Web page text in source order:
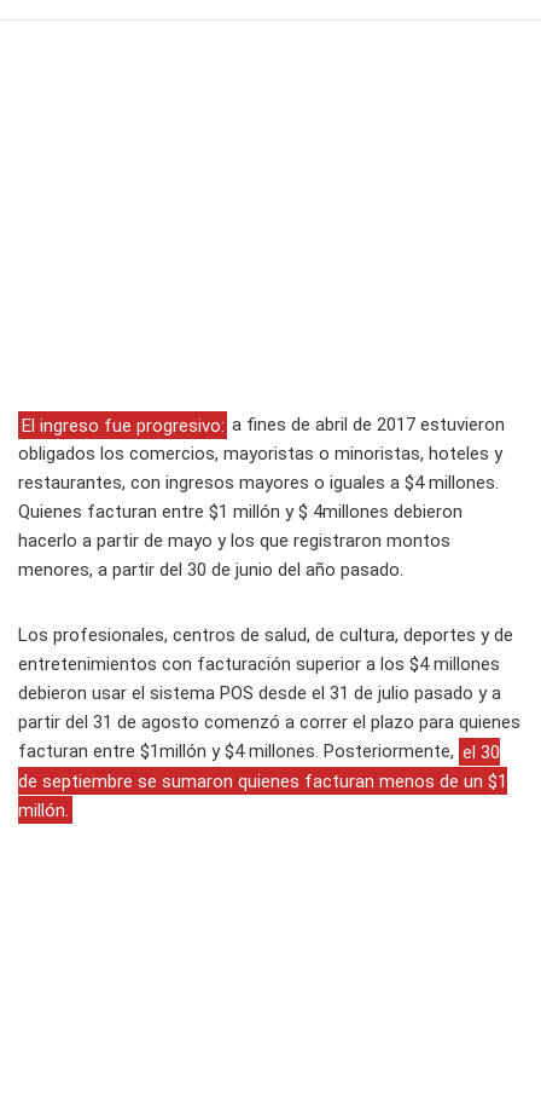
El ingreso fue progresivo: a fines de abril de 2017 estuvieron
obligados los comercios, mayoristas o minoristas, hoteles y
restaurantes, con ingresos mayores o iguales a $4 millones.
Quienes facturan entre $1 millón y $ 4millones debieron
hacerlo a partir de mayo y los que registraron montos
menores, a partir del 30 de junio del año pasado.
Los profesionales, centros de salud, de cultura, deportes y de
entretenimientos con facturación superior a los $4 millones
debieron usar el sistema POS desde el 31 de julio pasado y a
partir del 31 de agosto comenzó a correr el plazo para quienes
facturan entre $1millón y $4 millones. Posteriormente, el 30
de septiembre se sumaron quienes facturan menos de un $1
millón.